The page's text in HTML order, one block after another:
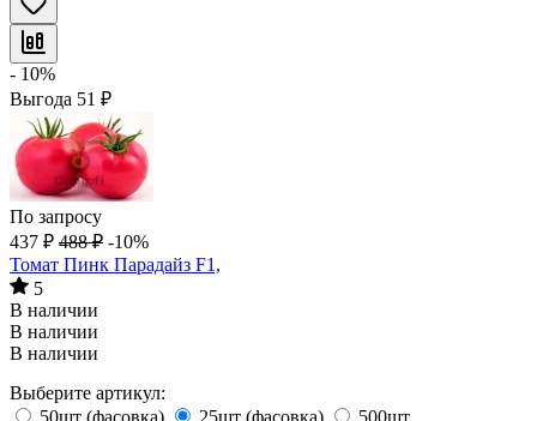
- 10%
Выгода 51 ₽
По запросу
437 ₽ 488 ₽ -10%
Томат Пинк Парадайз F1,
5
В наличии
В наличии
В наличии
Выберите артикул:
50шт (фасовка)
25шт (фасовка) 500шт